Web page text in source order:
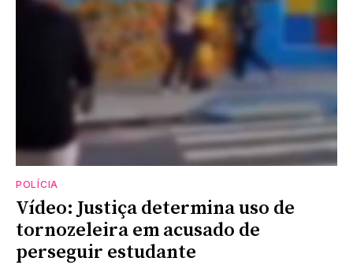
POLÍCIA
Vídeo: Justiça determina uso de
tornozeleira em acusado de
perseguir estudante